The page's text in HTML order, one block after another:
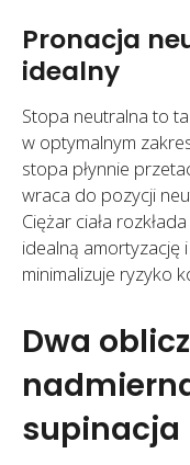
Pronacja
idealny
Stopa neutralna to
w optymalnym
stopa płynnie
wraca do pozycji
Ciężar ciała
idealną amortyzację
minimalizuje ryzyko
Dwa
supinacja